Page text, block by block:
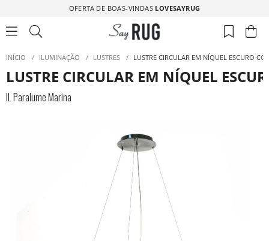
OFERTA DE BOAS-VINDAS LOVESAYRUG
INÍCIO / ILUMINAÇÃO / LUSTRES / LUSTRE CIRCULAR EM NÍQUEL ESCURO
LUSTRE CIRCULAR EM NÍQUEL
IL Paralume Marina